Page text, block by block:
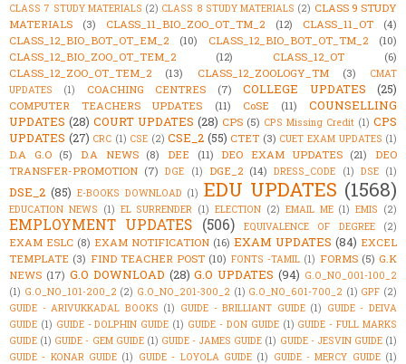
CLASS 7 STUDY MATERIALS (2) CLASS 8 STUDY MATERIALS (2) CLASS 9 STUDY
MATERIALS
(3) CLASS_11_BIO_ZOO_OT_TM_2 (12) CLASS_11_OT
(4)
CLASS_12_BIO_BOT_OT_EM_2
(10) CLASS_12_BIO_BOT_OT_TM_2
(10)
CLASS_12_BIO_ZOO_OT_TEM_2
(12) CLASS_12_OT
(6)
CLASS_12_ZOO_OT_TEM_2
(13) CLASS_12_ZOOLOGY_TM (3)
CMAT
UPDATES
(1) COACHING CENTRES (7) COLLEGE UPDATES (25)
COMPUTER TEACHERS UPDATES (11) CoSE (11)
COUNSELLING
UPDATES (28) COURT UPDATES (28) CPS (5) CPS Missing Credit (1) CPS
UPDATES (27) CRC (1) CSE (2) CSE_2 (55) CTET (3) CUET EXAM UPDATES (1)
D.A G.O (5) D.A NEWS (8) DEE (11) DEO EXAM UPDATES (21)
DEO
TRANSFER-PROMOTION (7) DGE (1) DGE_2 (14) DRESS_CODE (1) DSE (1)
DSE_2 (85) E-BOOKS DOWNLOAD (1) EDU UPDATES (1568)
EDUCATION NEWS (1) EL SURRENDER (1) ELECTION (2) EMAIL ME (1) EMIS (2)
EMPLOYMENT UPDATES (506) EQUIVALENCE OF DEGREE (2)
EXAM ESLC (8) EXAM NOTIFICATION (16) EXAM UPDATES (84) EXCEL
TEMPLATE (3) FIND TEACHER POST (10) FONTS -TAMIL (1) FORMS (5) G.K
NEWS (17) G.O DOWNLOAD (28) G.O UPDATES (94) G.O_NO_001-100_2
(1) G.O_NO_101-200_2 (2) G.O_NO_201-300_2 (1) G.O_NO_601-700_2 (1) GPF (2)
GUIDE - ARIVUKKADAL BOOKS (1) GUIDE - BRILLIANT GUIDE (1) GUIDE - DEIVA
GUIDE (1) GUIDE - DOLPHIN GUIDE (1) GUIDE - DON GUIDE (1) GUIDE - FULL MARKS
GUIDE (1) GUIDE - GEM GUIDE (1) GUIDE - JAMES GUIDE (1) GUIDE - JESVIN GUIDE (1)
GUIDE - KONAR GUIDE (1) GUIDE - LOYOLA GUIDE (1) GUIDE - MERCY GUIDE (1)